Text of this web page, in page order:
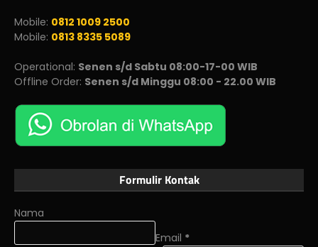
Mobile: 0812 1009 2500
Mobile: 0813 8335 5089
Operational: Senen s/d Sabtu 08:00-17-00 WIB
Offline Order: Senen s/d Minggu 08:00 - 22.00 WIB
Formulir Kontak
Nama
Email *